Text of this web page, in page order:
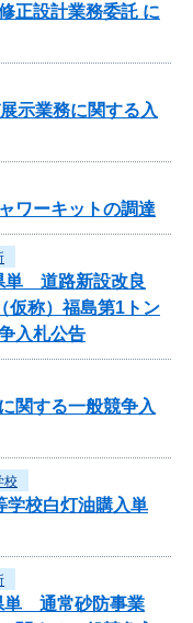
正設計業務委託 に
示業務に関する入
ワーキットの調達
単 道路新設改良
仮称）福島第1トン
入札公告
関する一般競争入
校
校白灯油購入単
単 通常砂防事業